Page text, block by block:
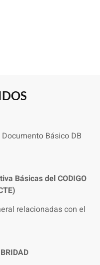
Básico DB
Básicas del CODIGO
relacionadas con el